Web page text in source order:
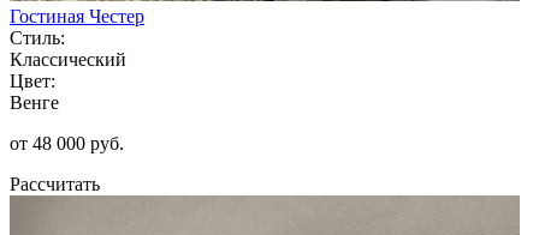
Гостиная Честер
Стиль:
Классический
Цвет:
Венге
от 48 000 руб.
Рассчитать